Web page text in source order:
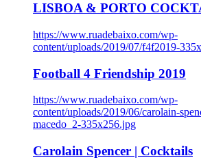
LISBOA & PORTO
https://www.ruadebaixo.com/wp-
content/uploads/2019/07/f4f2019-
Football 4 Friendship 2019
https://www.ruadebaixo.com/wp-
content/uploads/2019/06/carolain-
macedo_2-335x256.jpg
Carolain Spencer | Cocktails